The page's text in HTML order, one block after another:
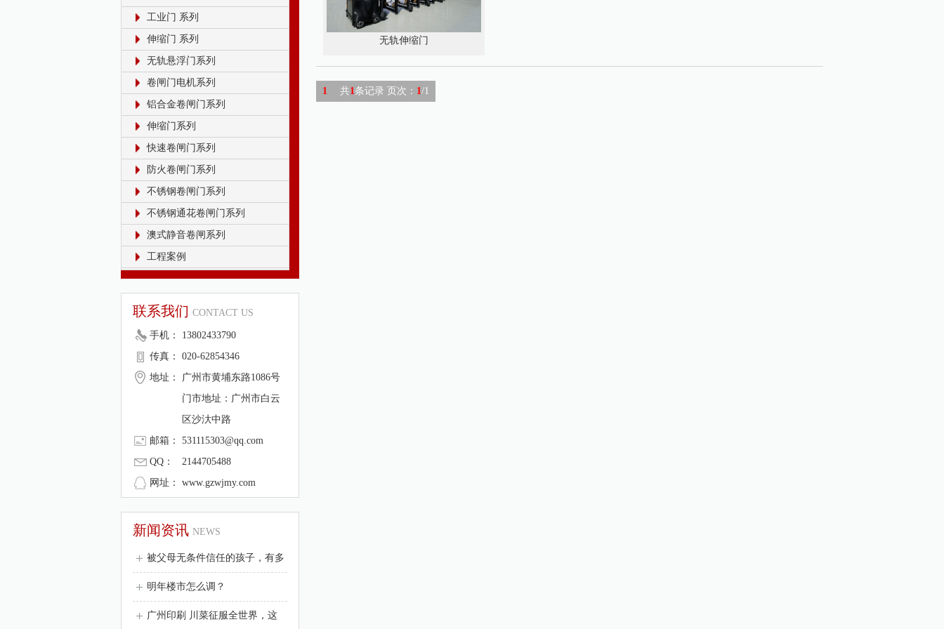
工业门 系列
伸缩门 系列
无轨悬浮门系列
卷闸门电机系列
铝合金卷闸门系列
伸缩门系列
快速卷闸门系列
防火卷闸门系列
不锈钢卷闸门系列
不锈钢通花卷闸门系列
澳式静音卷闸系列
工程案例
联系我们 CONTACT US
手机：
13802433790
传真：
020-62854346
地址：
广州市黄埔东路1086号
门市地址：广州市白云
区沙汏中路
邮箱：
531115303@qq.com
QQ：
2144705488
网址：
www.gzwjmy.com
新闻资讯 NEWS
被父母无条件信任的孩子，有多
明年楼市怎么调？
广州印刷 川菜征服全世界，这
无轨伸缩门
1 共1条记录 页次： 1/1